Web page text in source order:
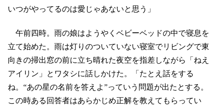
いつがやってるのは愛じゃあないと思う」
午前四時。雨の娘はようやくベビーベッドの中で寝息を
立て始めた。雨は灯りのついていない寝室でリビングで東
向きの掃出窓の前に立ち晴れた夜空を指差しながら「ねえ
アイリン」とワタシに話しかけた。「たとえ話をする
ね。“あの星の名前を答えよ”っていう問題が出たとする。
この時ある回答者はあらかじめ正解を教えてもらってい